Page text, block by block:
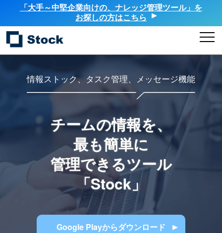
「大手～中堅企業向けの、ナレッジ管理ツール」を
お探しの方はこちら
情報ストック、タスク管理、メッセージ機能
チームの情報を、
最も簡単に
管理できるツール
「Stock」
Google Playからダウンロード